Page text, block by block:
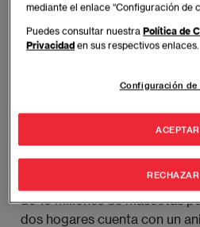
Sectores en
que la sanidad y nutrición
1.350 millones de euros en
se lo llevaría la comida de
los gastos veterinarios. En
de 16 millones de mascotas
dos hogares cuenta con un
mediante el enlace “Configuración de
Puedes consultar nuestraPolítica de
Privacidad en sus respectivos enlaces.
Configuración
RECHAZAR
ACEPTAR